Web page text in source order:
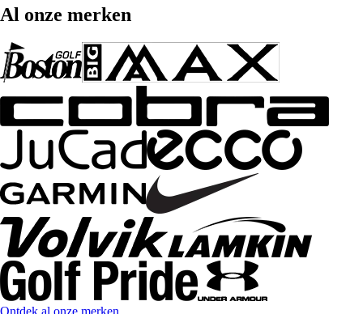
Al onze merken
Ontdek al onze merken